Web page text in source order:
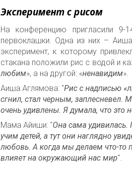
Эксперимент с рисом
На конференцию пригласили 9-
первоклашки. Одна из них –
эксперимент, к которому
стакана положили рис с водой и
любим», а на другой: «ненавидим».
Аиша Аглямова: "Рис с надписью
сгнил, стал черным,
очень удивлены. Я думала, что это
Мама Айиши: "Она сама
учим детей, а тут они наглядно
любовь. А когда мы делаем что-то
влияет на окружающий нас мир".